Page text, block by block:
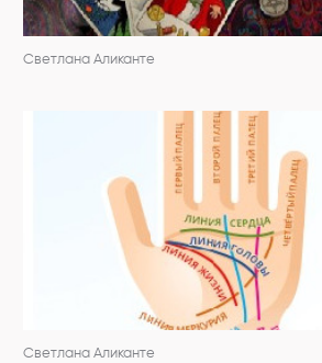
Светлана Аликанте
Светлана Аликанте